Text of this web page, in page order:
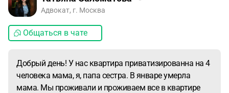
Адвокат, г. Москва
Общаться в чате
Добрый день! У нас квартира приватизированна на 4
человека мама, я, папа сестра. В январе умерла
мама. Мы проживали и проживаем все в квартире